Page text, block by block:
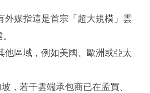
外媒指這是首宗「超大規模」雲
他區域，例如美國、歐洲或亞太
，若干雲端承包商已在孟買、